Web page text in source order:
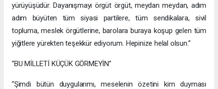
yürüyüşüdür. Dayanışmayı örgüt örgüt, meydan meydan, adım
adım büyüten tüm siyasi partilere, tüm sendikalara, sivil
topluma, meslek örgütlerine, barolara buraya koşup gelen tüm
yiğitlere yürekten teşekkür ediyorum. Hepinize helal olsun.”
“BU MİLLETİ KÜÇÜK GÖRMEYİN”
“Şimdi bütün duygularımı, meselenin özetini kim duyması